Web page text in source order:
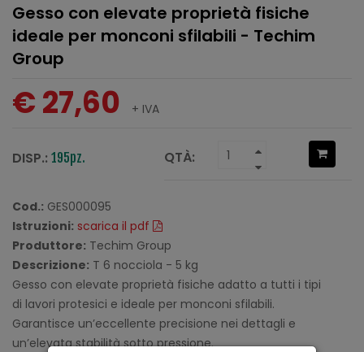
Gesso con elevate proprietà fisiche
ideale per monconi sfilabili - Techim
Group
€ 27,60 + IVA
DISP.: 195pz. QTÀ:
Cod.: GES000095
Istruzioni: scarica il pdf
Produttore: Techim Group
Descrizione: T 6 nocciola - 5 kg
Gesso con elevate proprietà fisiche adatto a tutti i tipi
di lavori protesici e ideale per monconi sfilabili.
Garantisce un’eccellente precisione nei dettagli e
un’elevata stabilità sotto pressione.